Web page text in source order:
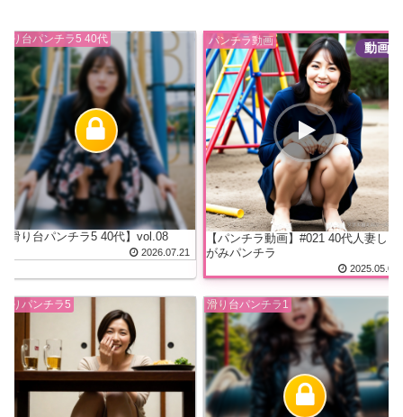
滑り台パンチラ5 40代
滑り台パンチラ5 40代】vol.08
2026.07.21
パンチラ動画
【パンチラ動画】#021 40代人妻しゃ
がみパンチラ
2025.05.02
座りパンチラ5 滑り台パンチラ1